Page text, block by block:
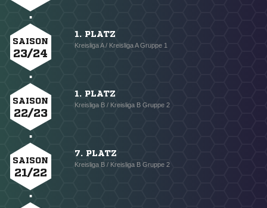
SAISON
23/24
1. PLATZ
Kreisliga A / Kreisliga A Gruppe 1
SAISON
22/23
1. PLATZ
Kreisliga B / Kreisliga B Gruppe 2
SAISON
21/22
7. PLATZ
Kreisliga B / Kreisliga B Gruppe 2